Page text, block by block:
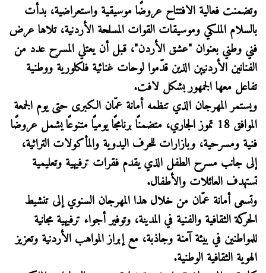
وتضمنت فعالية الافتتاح عروضًا موسيقية واستعراضية، بدأت
بالسلام الملكي وموسيقات القوات المسلحة الأردنية، تلاها عرض
فني وطني بعنوان "عشق الأردن"، قبل أن يعتلي المسرح عدد من
الفنانين الأردنيين الذين قدّموا لوحات غنائية فلكلورية ووطنية
تفاعل معها الجمهور بشكل لافت.
ويستمر المهرجان الذي تنظمه أمانة عمّان الكبرى حتى يوم الجمعة
الموافق 18 تموز الجاري، متضمنًا برنامجًا يوميًا متنوعًا يشمل عروضًا
فنية ومسرحية، وبازارات للحرف اليدوية والمأكولات التراثية،
إلى جانب مسرح الطفل الذي يقدم فقرات ترفيهية وتعليمية
تستهدف العائلات والأطفال.
وتسعى أمانة عمّان من خلال هذا المهرجان السنوي إلى تنشيط
الحركة الثقافية والفنية في المدينة، وتوفير أجواء ترفيهية مجانية
للمواطنين في بيئة آمنة وجاذبة، مع إبراز المواهب الأردنية وتعزيز
الهوية الثقافية الوطنية.